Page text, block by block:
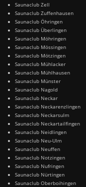
Saunaclub Zell
Saunaclub Zuffenhausen
Saunaclub Öhringen
Saunaclub Überlingen
Saunaclub Möhringen
Saunaclub Mössingen
Saunaclub Mötzingen
Saunaclub Mühlacker
Saunaclub Mühlhausen
Saunaclub Münster
Saunaclub Nagold
Saunaclub Neckar
Saunaclub Neckarenzlingen
Saunaclub Neckarsulm
Saunaclub Neckartailfingen
Saunaclub Neidlingen
Saunaclub Neu-Ulm
Saunaclub Neuffen
Saunaclub Notzingen
Saunaclub Nufringen
Saunaclub Nürtingen
Saunaclub Oberboihingen